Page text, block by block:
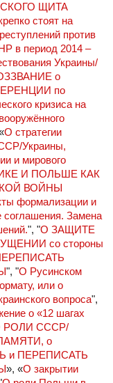
ЩИТА
стоят на
против
в период 2014 –
Украины/
о
по
кризиса на
О стратегии
Украины,
и мирового
И ПОЛЬШЕ КАК
ВОЙНЫ
формализации и
соглашения. Замена
", "О ЗАЩИТЕ
со стороны
", "О Русинском
или о
вопроса",
о «12 шагах
РОЛИ СССР/
о
и ПЕРЕПИСАТЬ
», «О закрытии